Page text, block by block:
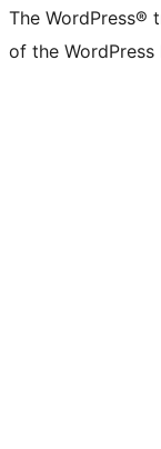
The WordPress®
of the WordPress